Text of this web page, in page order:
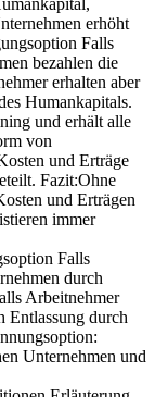
erhöht
Falls
bezahlen die
erhalten aber
Humankapitals.
und erhält alle
von
und Erträge
Fazit:Ohne
und Erträgen
immer
Falls
durch
Arbeitnehmer
Entlassung durch
Unternehmen und